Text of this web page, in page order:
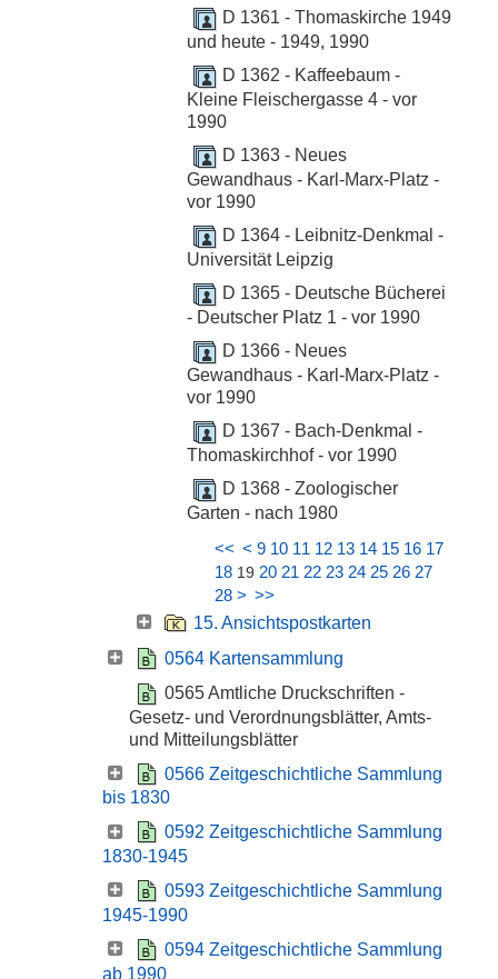
D 1361 - Thomaskirche 1949
und heute - 1949, 1990
D 1362 - Kaffeebaum -
Kleine Fleischergasse 4 - vor
1990
D 1363 - Neues
Gewandhaus - Karl-Marx-Platz -
vor 1990
D 1364 - Leibnitz-Denkmal -
Universität Leipzig
D 1365 - Deutsche Bücherei
- Deutscher Platz 1 - vor 1990
D 1366 - Neues
Gewandhaus - Karl-Marx-Platz -
vor 1990
D 1367 - Bach-Denkmal -
Thomaskirchhof - vor 1990
D 1368 - Zoologischer
Garten - nach 1980
<< < 9 10 11 12 13 14 15 16 17
18 19 20 21 22 23 24 25 26 27
28 > >>
15. Ansichtspostkarten
0564 Kartensammlung
0565 Amtliche Druckschriften -
Gesetz- und Verordnungsblätter, Amts-
und Mitteilungsblätter
0566 Zeitgeschichtliche Sammlung
bis 1830
0592 Zeitgeschichtliche Sammlung
1830-1945
0593 Zeitgeschichtliche Sammlung
1945-1990
0594 Zeitgeschichtliche Sammlung
ab 1990